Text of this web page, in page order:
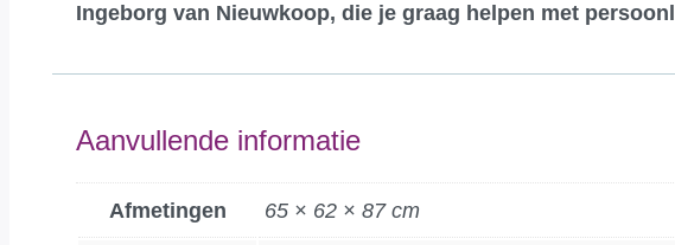
Ingeborg van Nieuwkoop, die je graag helpen met
Aanvullende informatie
Afmetingen 65 × 62 × 87 cm